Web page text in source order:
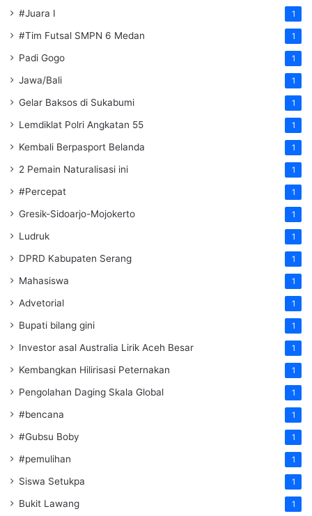
#Juara I 1
#Tim Futsal SMPN 6 Medan 1
Padi Gogo 1
Jawa/Bali 1
Gelar Baksos di Sukabumi 1
Lemdiklat Polri Angkatan 55 1
Kembali Berpasport Belanda 1
2 Pemain Naturalisasi ini 1
#Percepat 1
Gresik-Sidoarjo-Mojokerto 1
Ludruk 1
DPRD Kabupaten Serang 1
Mahasiswa 1
Advetorial 1
Bupati bilang gini 1
Investor asal Australia Lirik Aceh Besar 1
Kembangkan Hilirisasi Peternakan 1
Pengolahan Daging Skala Global 1
#bencana 1
#Gubsu Boby 1
#pemulihan 1
Siswa Setukpa 1
Bukit Lawang 1